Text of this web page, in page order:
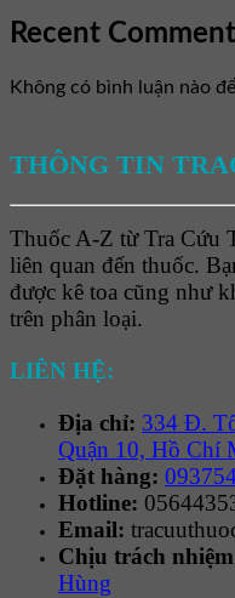
Recent
Không có bình luận nào
THÔNG TIN
Thuốc A-Z từ Tra Cứu
liên quan đến thuốc.
được kê toa cũng như
trên phân loại.
LIÊN HỆ:
Địa chỉ: 334 Đ.
Quận 10, Hồ Chí
Đặt hàng:
Hotline:
Email:
Chịu trách
Hùng